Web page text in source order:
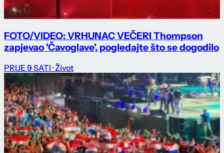
FOTO/VIDEO: VRHUNAC VEČERI Thompson
zapjevao 'Čavoglave', pogledajte što se dogodilo
PRIJE 9 SATI · Život